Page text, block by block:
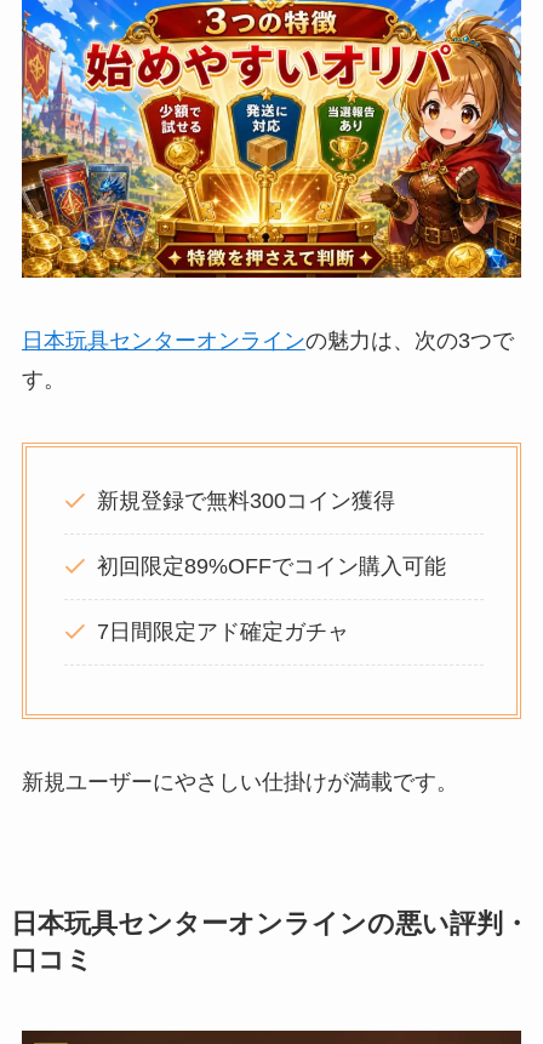
日本玩具センターオンラインの魅力は、次の3つで
す。
新規登録で無料300コイン獲得
初回限定89%OFFでコイン購入可能
7日間限定アド確定ガチャ
新規ユーザーにやさしい仕掛けが満載です。
日本玩具センターオンラインの悪い評判・
口コミ